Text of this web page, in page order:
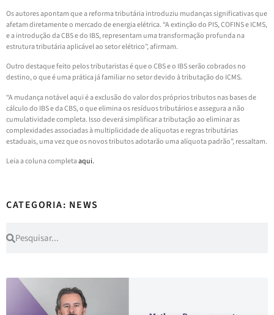
Os autores apontam que a reforma tributária introduziu mudanças significativas que
afetam diretamente o mercado de energia elétrica. “A extinção do PIS, COFINS e ICMS,
e a introdução da CBS e do IBS, representam uma transformação profunda na
estrutura tributária aplicável ao setor elétrico”, afirmam.
Outro destaque feito pelos tributaristas é que o CBS e o IBS serão cobrados no
destino, o que é uma prática já familiar no setor devido à tributação do ICMS.
“A mudança notável aqui é a exclusão do valor dos próprios tributos nas bases de
cálculo do IBS e da CBS, o que elimina os resíduos tributários e assegura a não
cumulatividade completa. Isso deverá simplificar a tributação ao eliminar as
complexidades associadas à multiplicidade de alíquotas e regras tributárias
estaduais, uma vez que os novos tributos adotarão uma alíquota padrão”, ressaltam.
Leia a coluna completaaqui.
CATEGORIA: NEWS